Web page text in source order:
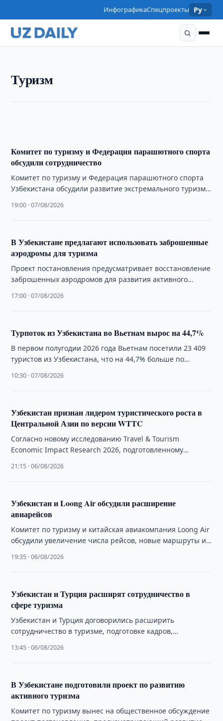
ИнфографикаСпецпроекты Ру
Туризм
Узбекистан продвигает национальную кухню на
мировой рынок
Комитет по туризму и Федерация парашютного спорта
обсудили сотрудничество
Комитет по туризму и Федерация парашютного спорта
Узбекистана обсудили развитие экстремального туризма,
международных соревнований.
19:00 · 07/08/2026
В Узбекистане предлагают использовать заброшенные
аэродромы для туризма
Проект постановления предусматривает восстановление
заброшенных аэродромов для развития активного
оборудования.
17:00 · 07/08/2026
Турпоток из Узбекистана во Вьетнам вырос на 44,7%
В первом полугодии 2026 года Вьетнам посетили 23 409
туристов из Узбекистана, что на 44,7% больше по
10:30 · 07/08/2026
Узбекистан признан лидером туристического роста в
Центральной Азии по версии WTTC
Согласно новому исследованию Travel & Tourism
Economic Impact Research 2026, подготовленному
Travel & …
21:15 · 06/08/2026
Узбекистан и Loong Air обсудили расширение
авиарейсов
Комитет по туризму и китайская авиакомпания Loong Air
обсудили увеличение числа рейсов, новые маршруты и
19:35 · 06/08/2026
Узбекистан и Турция расширят сотрудничество в
сфере туризма
Узбекистан и Турция договорились расширить
сотрудничество в туризме, подготовке кадров,
туристических инициатив.
13:45 · 06/08/2026
В Узбекистане подготовили проект по развитию
активного туризма
Комитет по туризму вынес на общественное обсуждение